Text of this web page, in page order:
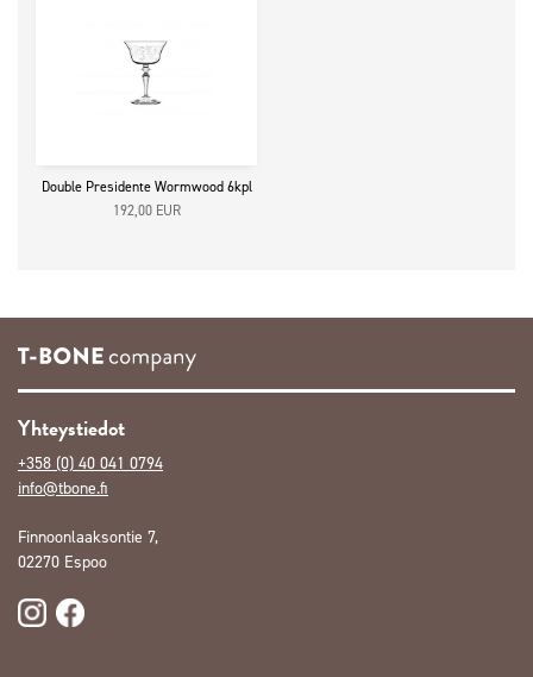
Double Presidente Wormwood 6kpl
192,00 EUR
Yhteystiedot
+358 (0) 40 041 0794
info@tbone.fi
Finnoonlaaksontie 7,
02270 Espoo